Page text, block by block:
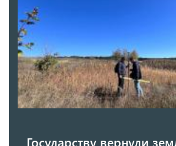
Государству вернули